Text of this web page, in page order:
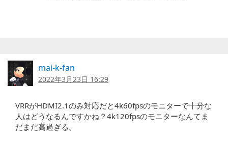
mai-k-fan
2022年3月23日 16:29
VRRがHDMI2.1のみ対応だと4k60fpsのモニターで十分な
人はどうなるんですかね？4k120fpsのモニターなんてま
だまだ高過ぎる。